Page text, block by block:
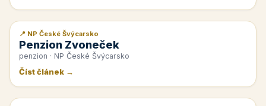
📰 PR článek
📍 NP České Švýcarsko
Penzion Zvoneček
penzion · NP České Švýcarsko
Číst článek →